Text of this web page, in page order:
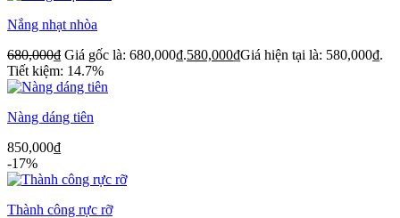
Nắng nhạt nhòa
680,000₫ Giá gốc là: 680,000₫.580,000₫Giá hiện tại là: 580,000₫.
Tiết kiệm: 14.7%
Nàng dáng tiên
850,000₫
-17%
Thành công rực rỡ